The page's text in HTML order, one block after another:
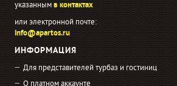
указаннымв контактах
или электронной почте:
info@apartos.ru
ИНФОРМАЦИЯ
Для представителей турбаз и гостиниц